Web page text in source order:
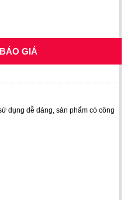
GIÁ
dụng dễ dàng, sản phẩm có công